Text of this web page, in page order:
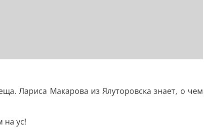
Лариса Макарова из Ялуторовска знает, о чем
на ус!